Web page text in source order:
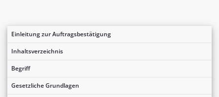
Einleitung zur Auftragsbestätigung
Inhaltsverzeichnis
Begriff
Gesetzliche Grundlagen